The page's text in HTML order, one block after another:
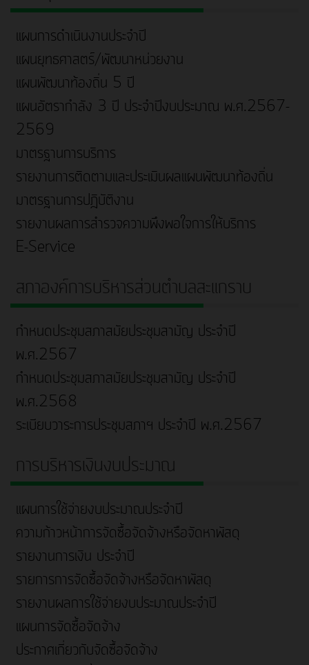
แผนการดำเนินงานประจำปี
แผนยุทธศาสตร์/พัฒนาหน่วยงาน
แผนพัฒนาท้องถิ่น 5 ปี
แผนอัตรากำลัง 3 ปี ประจำปีงบประมาณ พ.ศ.2567-
2569
มาตรฐานการบริการ
รายงานการติดตามและประเมินผลแผนพัฒนาท้องถิ่น
มาตรฐานการปฎิบัติงาน
รายงานผลการสำรวจความพึงพอใจการให้บริการ
E-Service
สภาองค์การบริหารส่วนตำบลสะแกราบ
กำหนดประชุมสภาสมัยประชุมสามัญ ประจำปี
พ.ศ.2567
กำหนดประชุมสภาสมัยประชุมสามัญ ประจำปี
พ.ศ.2568
ระเบียบวาระการประชุมสภาฯ ประจำปี พ.ศ.2567
การบริหารเงินงบประมาณ
แผนการใช้จ่ายงบประมาณประจำปี
ความก้าวหน้าการจัดซื้อจัดจ้างหรือจัดหาพัสดุ
รายงานการเงิน ประจำปี
รายการการจัดซื้อจัดจ้างหรือจัดหาพัสดุ
รายงานผลการใช้จ่ายงบประมาณประจำปี
แผนการจัดซื้อจัดจ้าง
ประกาศเกี่ยวกับจัดซื้อจัดจ้าง